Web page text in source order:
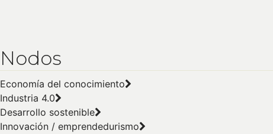
Nodos
Economía del conocimiento
Industria 4.0
Desarrollo sostenible
Innovación / emprendedurismo